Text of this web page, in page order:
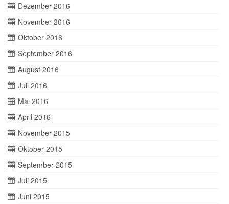
Dezember 2016
November 2016
Oktober 2016
September 2016
August 2016
Juli 2016
Mai 2016
April 2016
November 2015
Oktober 2015
September 2015
Juli 2015
Juni 2015